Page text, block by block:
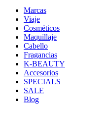
Marcas
Viaje
Cosméticos
Maquillaje
Cabello
Fragancias
K-BEAUTY
Accesorios
SPECIALS
SALE
Blog